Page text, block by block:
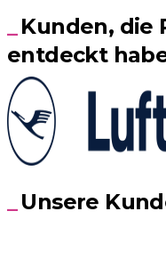
Kunden, die
entdeckt
Unsere